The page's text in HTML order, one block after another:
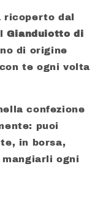
ricoperto dal
Gianduiotto di
di origine
te ogni volta
confezione
puoi
in borsa,
ogni